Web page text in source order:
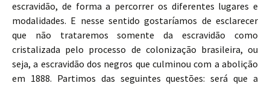
escravidão, de forma a percorrer os diferentes lugares e
modalidades. E nesse sentido gostaríamos de esclarecer
que não trataremos somente da escravidão como
cristalizada pelo processo de colonização brasileira, ou
seja, a escravidão dos negros que culminou com a abolição
em 1888. Partimos das seguintes questões: será que a